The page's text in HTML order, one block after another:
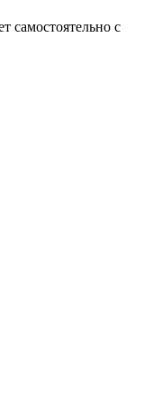
самостоятельно с